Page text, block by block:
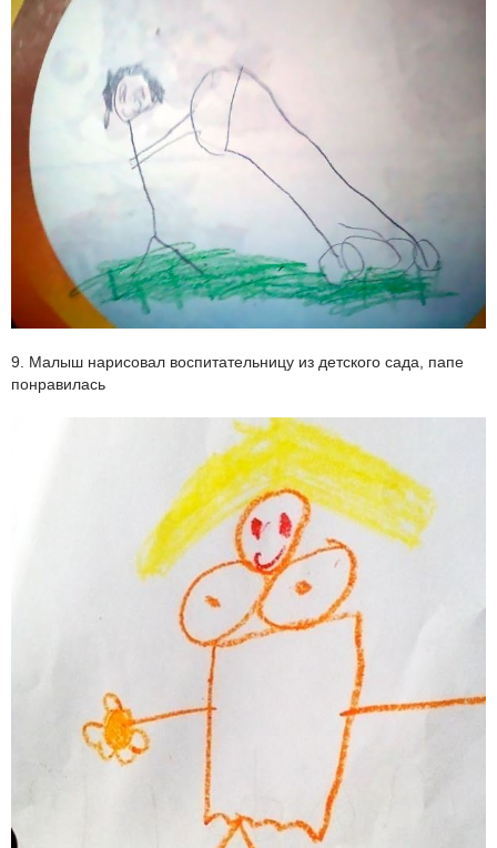
9. Малыш нарисовал воспитательницу из детского сада, папе
понравилась